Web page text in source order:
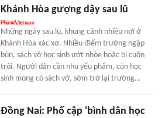
Khánh Hòa gượng dậy sau lũ
Những ngày sau lũ, khung cảnh nhiều nơi ở
Khánh Hòa xác xơ. Nhiều điểm trường ngập
bùn, sách vở học sinh ướt nhòe hoặc bị cuốn
trôi. Người dân cần nhu yếu phẩm, còn học
sinh mong có sách vở, sớm trở lại trường…
Đồng Nai: Phổ cập 'bình dân học